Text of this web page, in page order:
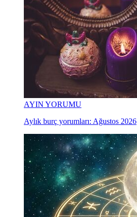
AYIN YORUMU
Aylık burç yorumları: Ağustos 2026